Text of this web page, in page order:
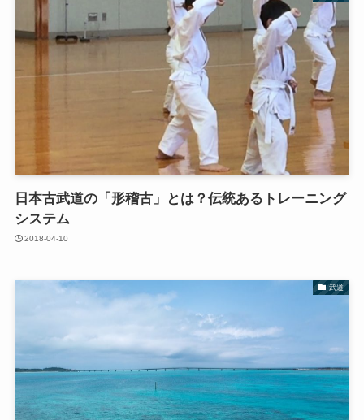
日本古武道の「形稽古」とは？伝統あるトレーニング
システム
2018-04-10
武道